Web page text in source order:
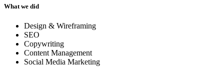
What we did
Design & Wireframing
SEO
Copywriting
Content Management
Social Media Marketing